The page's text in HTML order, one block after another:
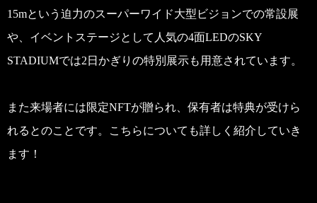
15mという迫力のスーパーワイド大型ビジョンでの常設展
や、イベントステージとして人気の4面LEDのSKY
STADIUMでは2日かぎりの特別展示も用意されています。
また来場者には限定NFTが贈られ、保有者は特典が受けら
れるとのことです。こちらについても詳しく紹介していき
ます！